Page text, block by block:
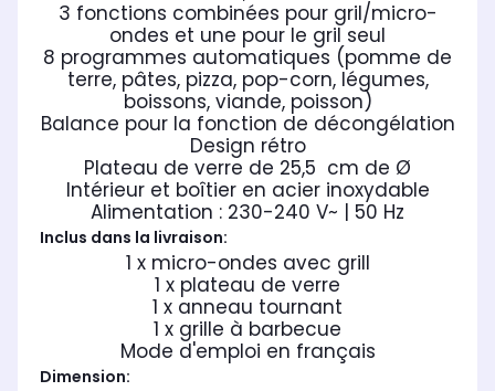
3 fonctions combinées pour gril/micro-
ondes et une pour le gril seul
8 programmes automatiques (pomme de
terre, pâtes, pizza, pop-corn, légumes,
boissons, viande, poisson)
Balance pour la fonction de décongélation
Design rétro
Plateau de verre de 25,5 cm de Ø
Intérieur et boîtier en acier inoxydable
Alimentation : 230-240 V~ | 50 Hz
Inclus dans la livraison:
1 x micro-ondes avec grill
1 x plateau de verre
1 x anneau tournant
1 x grille à barbecue
Mode d'emploi en français
Dimension: